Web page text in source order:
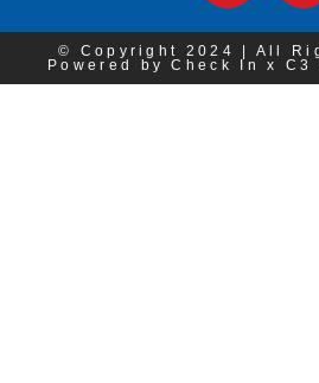
© Copyright 2024 | All
Powered by Check In x C3